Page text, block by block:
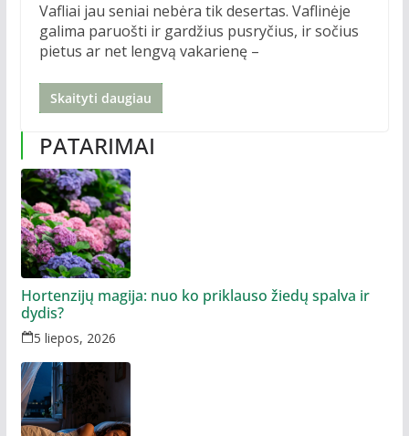
Vafliai jau seniai nebėra tik desertas. Vaflinėje
galima paruošti ir gardžius pusryčius, ir sočius
pietus ar net lengvą vakarienę –
Skaityti daugiau
PATARIMAI
Hortenzijų magija: nuo ko priklauso žiedų spalva ir
dydis?
5 liepos, 2026